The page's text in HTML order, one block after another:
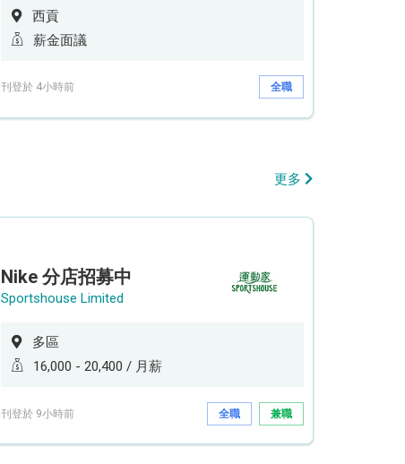
西貢
薪金面議
刊登於 4小時前 全職
更多
Nike 分店招募中
Sportshouse Limited
多區
16,000 - 20,400 / 月薪
刊登於 9小時前 全職 兼職